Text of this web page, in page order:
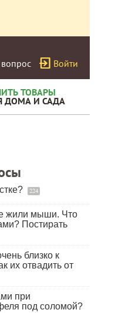
Войти
ТОВАРЫ
ДОМА И САДА
224
жили мыши. Что
Постирать
близко к
их отвадить от
при
под соломой?